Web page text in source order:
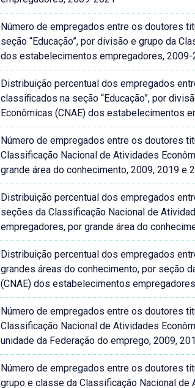
Número de empregados entre os doutores
seção “Educação”, por divisão e grupo da
dos estabelecimentos empregadores, 2009-
Distribuição percentual dos empregados
classiﬁcados na seção “Educação”, por
Econômicas (CNAE) dos estabelecimentos
Número de empregados entre os doutores
Classificação Nacional de Atividades
grande área do conhecimento, 2009, 2019 e
Distribuição percentual dos empregados
seções da Classificação Nacional de
empregadores, por grande área do
Distribuição percentual dos empregados
grandes áreas do conhecimento, por seção
(CNAE) dos estabelecimentos
Número de empregados entre os doutores
Classificação Nacional de Atividades
unidade da Federação do emprego, 2009,
Número de empregados entre os doutores
grupo e classe da Classificação Nacional